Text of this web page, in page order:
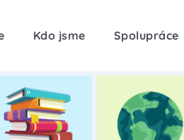
Kdo jsme Spolupráce